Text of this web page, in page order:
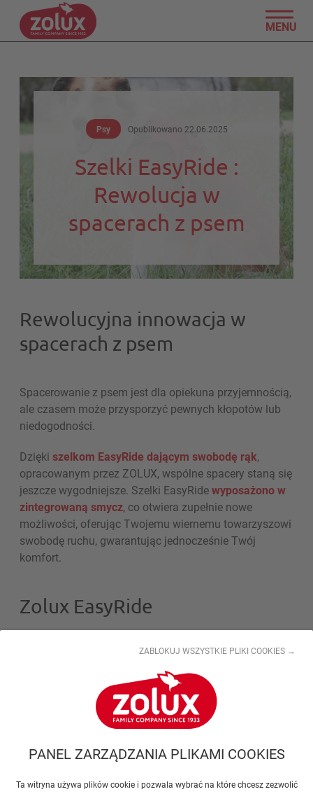
PANEL ZARZĄDZANIA PLIKAMI COOKIES
Ta witryna używa plików cookie i pozwala wybrać na które chcesz zezwolić
ZABLOKUJ WSZYSTKIE PLIKI COOKIES →
MENU
Psy Opublikowano 22.06.2025
Szelki EasyRide :
Rewolucja w
spacerach z psem
Rewolucyjna innowacja w
spacerach z psem
Spacerowanie z psem jest dla opiekuna przyjemnością,
ale czasem może przysporzyć pewnych kłopotów lub
niedogodności.
Dzięki szelkom EasyRide dającym swobodę rąk,
opracowanym przez ZOLUX, wspólne spacery staną się
jeszcze wygodniejsze. Szelki EasyRidewyposażono w
zintegrowaną smycz, co otwiera zupełnie nowe
możliwości, oferując Twojemu wiernemu towarzyszowi
swobodę ruchu, gwarantując jednocześnie Twój
komfort.
Zolux EasyRide
YouTube jest nieaktywna. ZEZWALAJ